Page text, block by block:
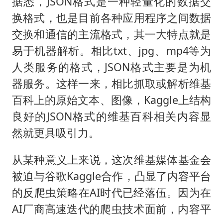
换格式，也是目前各种应用程序之间数据
交换和通信的主流格式，其一大特点就是
易于机器解析。相比txt、jpg、mp4等为
人类服务的格式，JSON格式主要是为机
器服务。这样一来，相比抓取或解析维基
百科上的原始文本、图像，Kaggle上结构
良好的JSON格式的维基百科相关内容显
然就更具吸引力。
从某种意义上来说，这次维基媒体基金会
被迫与谷歌Kaggle合作，凸显了内容平台
的反爬虫策略在AI时代已经落伍。因为在
AI厂商高速迭代的爬虫技术面前，内容平